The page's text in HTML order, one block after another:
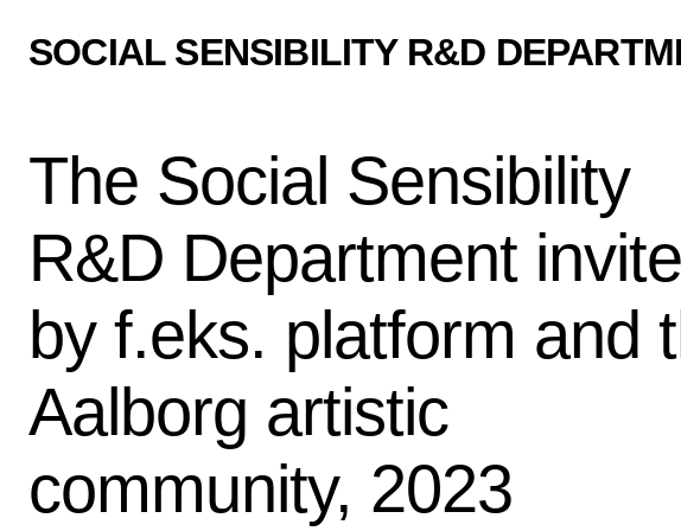
SOCIAL SENSIBILITY R&D
The Social Sensibility
R&D Department
by f.eks. platform and
Aalborg artistic
community, 2023